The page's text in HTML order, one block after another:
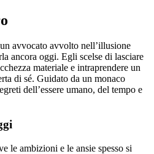
avvocato avvolto nell’illusione
ancora oggi. Egli scelse di lasciare
materiale e intraprendere un
di sé. Guidato da un monaco
dell’essere umano, del tempo e
le ambizioni e le ansie spesso si